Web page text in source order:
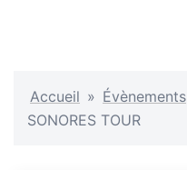
Accueil » Évènements
SONORES TOUR